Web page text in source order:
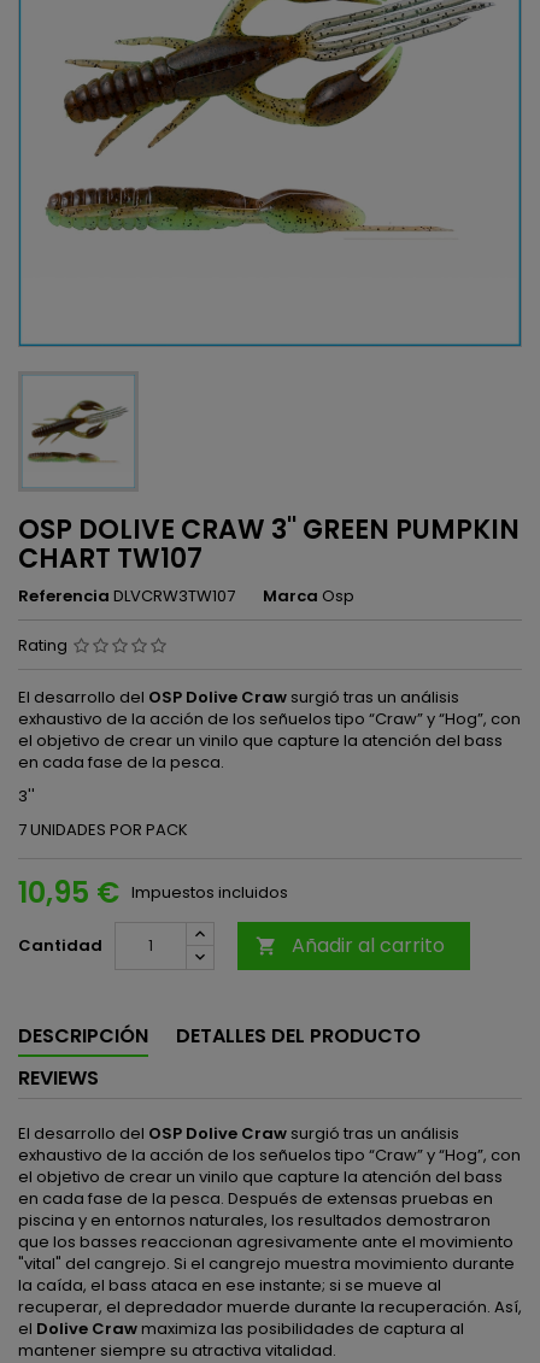
OSP DOLIVE CRAW 3'' GREEN PUMPKIN
CHART TW107
Referencia DLVCRW3TW107 Marca Osp
Rating
El desarrollo del OSP Dolive Craw surgió tras un análisis
exhaustivo de la acción de los señuelos tipo “Craw” y “Hog”, con
el objetivo de crear un vinilo que capture la atención del bass
en cada fase de la pesca.
3''
7 UNIDADES POR PACK
10,95 € Impuestos incluidos
Cantidad  Añadir al carrito
DESCRIPCIÓN
DETALLES DEL PRODUCTO
REVIEWS
El desarrollo del OSP Dolive Craw surgió tras un análisis
exhaustivo de la acción de los señuelos tipo “Craw” y “Hog”, con
el objetivo de crear un vinilo que capture la atención del bass
en cada fase de la pesca. Después de extensas pruebas en
piscina y en entornos naturales, los resultados demostraron
que los basses reaccionan agresivamente ante el movimiento
"vital" del cangrejo. Si el cangrejo muestra movimiento durante
la caída, el bass ataca en ese instante; si se mueve al
recuperar, el depredador muerde durante la recuperación. Así,
el Dolive Crawmaximiza las posibilidades de captura al
mantener siempre su atractiva vitalidad.